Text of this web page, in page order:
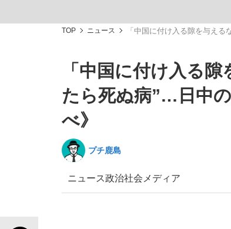
私のあのとき、私のいま
TOP ニュース 「中国に付け入る隙を与え
「中国に付け入る
たら死ぬ病”…日中
べ》
プチ鹿島
ニュース政治社会 メディア